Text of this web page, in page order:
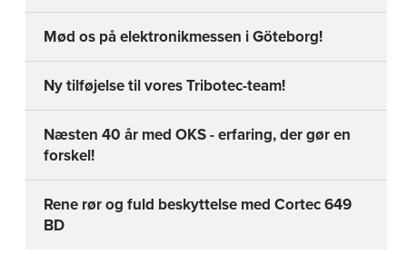
Mød os på elektronikmessen i Göteborg!
Ny tilføjelse til vores Tribotec-team!
Næsten 40 år med OKS - erfaring, der gør en
forskel!
Rene rør og fuld beskyttelse med Cortec 649
BD